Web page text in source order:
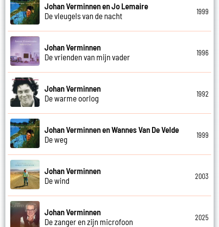
Johan Verminnen en Jo Lemaire
De vleugels van de nacht
1999
Johan Verminnen
De vrienden van mijn vader
1996
Johan Verminnen
De warme oorlog
1992
Johan Verminnen en Wannes Van De Velde
De weg
1999
Johan Verminnen
De wind
2003
Johan Verminnen
De zanger en zijn microfoon
2025